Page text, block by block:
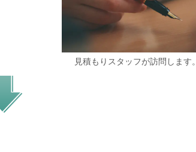
見積もりスタッフが訪問します。